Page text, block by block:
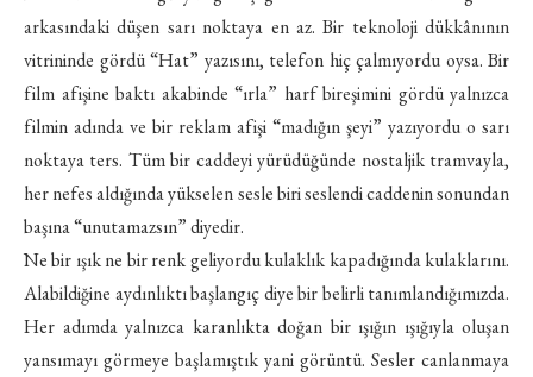
arkasındaki düşen sarı noktaya en az. Bir teknoloji dükkânının
vitrininde gördü “Hat” yazısını, telefon hiç çalmıyordu oysa. Bir
film afişine baktı akabinde “ırla” harf bireşimini gördü yalnızca
filmin adında ve bir reklam afişi “madığın şeyi” yazıyordu o sarı
noktaya ters. Tüm bir caddeyi yürüdüğünde nostaljik tramvayla,
her nefes aldığında yükselen sesle biri seslendi caddenin sonundan
başına “unutamazsın” diyedir.
Ne bir ışık ne bir renk geliyordu kulaklık kapadığında kulaklarını.
Alabildiğine aydınlıktı başlangıç diye bir belirli tanımlandığımızda.
Her adımda yalnızca karanlıkta doğan bir ışığın ışığıyla oluşan
yansımayı görmeye başlamıştık yani görüntü. Sesler canlanmaya